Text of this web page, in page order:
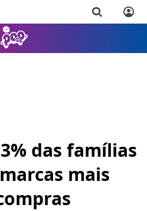
das famílias
mais